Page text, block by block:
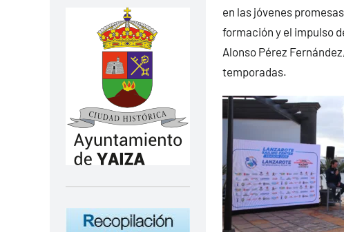
en las jóvenes
formación y el impulso
Alonso Pérez
temporadas.